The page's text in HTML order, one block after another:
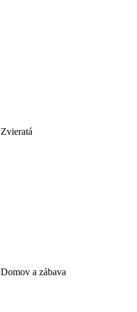
Zvieratá
Domov a zábava